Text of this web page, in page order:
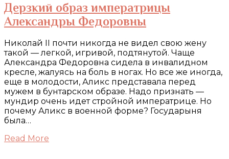
Дерзкий образ императрицы
Александры Федоровны
Николай II почти никогда не видел свою жену
такой — легкой, игривой, подтянутой. Чаще
Александра Федоровна сидела в инвалидном
кресле, жалуясь на боль в ногах. Но все же иногда,
еще в молодости, Аликс представала перед
мужем в бунтарском образе. Надо признать —
мундир очень идет стройной императрице. Но
почему Аликс в военной форме? Государыня
была…
Read More